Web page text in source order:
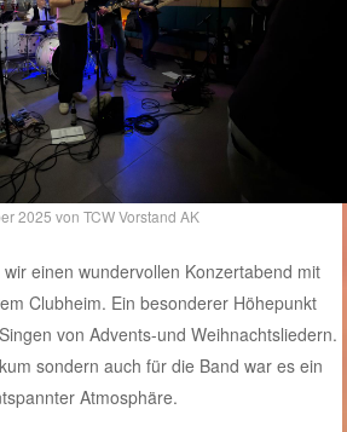
2025 vonTCW Vorstand AK
einen wundervollen Konzertabend mit
Clubheim. Ein besonderer Höhepunkt
von Advents-und Weihnachtsliedern.
sondern auch für die Band war es ein
Atmosphäre.